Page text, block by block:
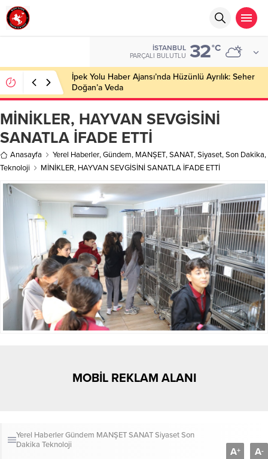
İSTANBUL
PARÇALI BULUTLU 32°C
İpek Yolu Haber Ajansı’nda Hüzünlü Ayrılık: Seher
Doğan’a Veda
MİNİKLER, HAYVAN SEVGİSİNİ
SANATLA İFADE ETTİ
Anasayfa Yerel Haberler,Gündem, MANŞET,SANAT,Siyaset,Son Dakika,
Teknoloji
MİNİKLER, HAYVAN SEVGİSİNİ SANATLA İFADE ETTİ
MOBİL REKLAM ALANI
Yerel HaberlerGündem MANŞETSANATSiyasetSon
Dakika Teknoloji
A+ A-